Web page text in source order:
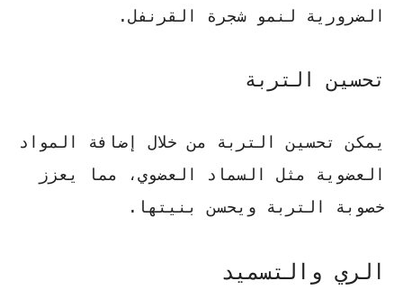
الضرورية لنمو شجرة القرنفل.
تحسين التربة
يمكن تحسين التربة من خلال إضافة المواد
العضوية مثل السماد العضوي، مما يعزز
خصوبة التربة ويحسن بنيتها.
الري والتسميد